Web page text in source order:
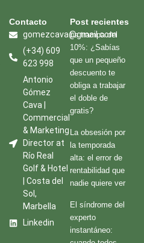
Contacto
gomezcava@gmail.com
(+34) 609
623 998
Antonio
Gómez
Cava |
Commercial
& Marketing
Director at
Río Real
Golf & Hotel
| Costa del
Sol,
Marbella
Linkedin
Post recientes
La trampa del
10%: ¿Sabías
que un pequeño
descuento te
obliga a trabajar
el doble de
gratis?
La obsesión por
la temporada
alta: el error de
rentabilidad que
nadie quiere ver
El síndrome del
experto
instantáneo: